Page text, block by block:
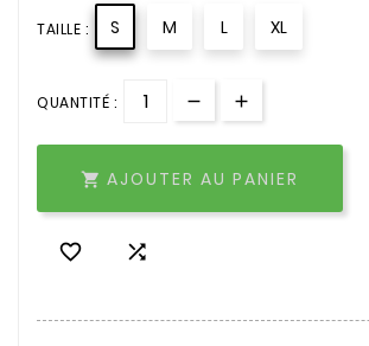
TAILLE : S M L XL
QUANTITÉ :
 AJOUTER AU PANIER
 